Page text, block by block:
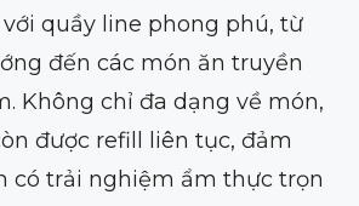
quầy line phong phú, từ
đến các món ăn truyền
Không chỉ đa dạng về món,
được refill liên tục, đảm
có trải nghiệm ẩm thực trọn